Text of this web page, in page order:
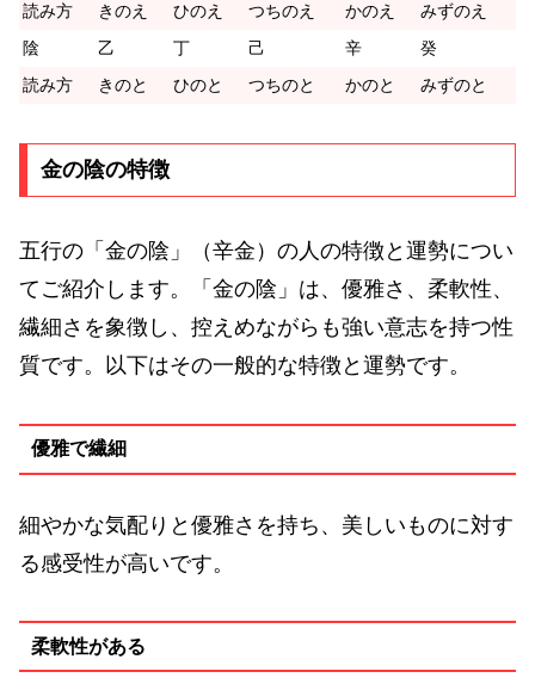
読み方
きのえ ひのえ つちのえ かのえ
みずのえ
陰
乙 丁 己 辛
癸
読み方
きのと ひのと つちのと かのと みずのと
金の陰の特徴
五行の「金の陰」（辛金）の人の特徴と運勢につい
てご紹介します。「金の陰」は、優雅さ、柔軟性、
繊細さを象徴し、控えめながらも強い意志を持つ性
質です。以下はその一般的な特徴と運勢です。
優雅で繊細
細やかな気配りと優雅さを持ち、美しいものに対す
る感受性が高いです。
柔軟性がある